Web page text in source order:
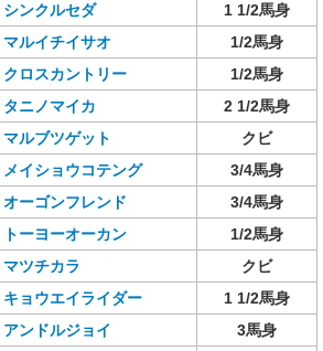
シンクルセダ
1 1/2馬身
マルイチイサオ
1/2馬身
クロスカントリー
1/2馬身
タニノマイカ
2 1/2馬身
マルブツゲット
クビ
メイショウコテング
3/4馬身
オーゴンフレンド
3/4馬身
トーヨーオーカン
1/2馬身
マツチカラ
クビ
キョウエイライダー
1 1/2馬身
アンドルジョイ
3馬身